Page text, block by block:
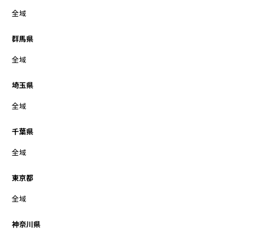
全域
群馬県
全域
埼玉県
全域
千葉県
全域
東京都
全域
神奈川県